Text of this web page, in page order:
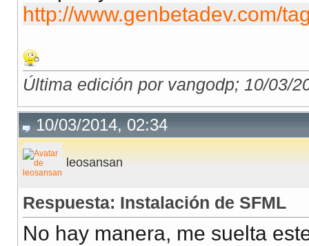
http://www.genbetadev.com/
Última edición por vangodp; 10/03/
10/03/2014, 02:34
leosansan
Respuesta: Instalación de SFML
No hay manera, me suelta